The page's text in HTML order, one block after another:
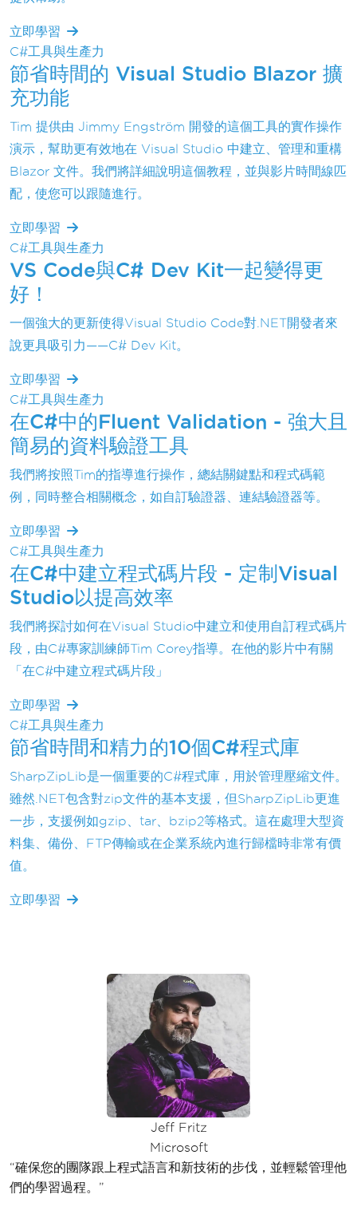
立即學習
C#工具與生產力
節省時間的 Visual Studio Blazor 擴
充功能
Tim 提供由 Jimmy Engström 開發的這個工具的實作操作
演示，幫助更有效地在 Visual Studio 中建立、管理和重構
Blazor 文件。我們將詳細說明這個教程，並與影片時間線匹
配，使您可以跟隨進行。
立即學習
C#工具與生產力
VS Code與C# Dev Kit一起變得更
好！
一個強大的更新使得Visual Studio Code對.NET開發者來
說更具吸引力——C# Dev Kit。
立即學習
C#工具與生產力
在C#中的Fluent Validation - 強大且
簡易的資料驗證工具
我們將按照Tim的指導進行操作，總結關鍵點和程式碼範
例，同時整合相關概念，如自訂驗證器、連結驗證器等。
立即學習
C#工具與生產力
在C#中建立程式碼片段 - 定制Visual
Studio以提高效率
我們將探討如何在Visual Studio中建立和使用自訂程式碼片
段，由C#專家訓練師Tim Corey指導。在他的影片中有關
「在C#中建立程式碼片段」
立即學習
C#工具與生產力
節省時間和精力的10個C#程式庫
SharpZipLib是一個重要的C#程式庫，用於管理壓縮文件。
雖然.NET包含對zip文件的基本支援，但SharpZipLib更進
一步，支援例如gzip、tar、bzip2等格式。這在處理大型資
料集、備份、FTP傳輸或在企業系統內進行歸檔時非常有價
值。
立即學習
Jeff Fritz
Microsoft
“確保您的團隊跟上程式語言和新技術的步伐，並輕鬆管理他
們的學習過程。”